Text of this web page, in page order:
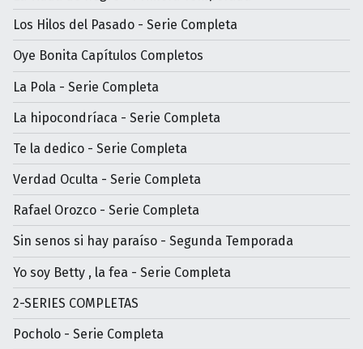
Los Hilos del Pasado - Serie Completa
Oye Bonita Capítulos Completos
La Pola - Serie Completa
La hipocondríaca - Serie Completa
Te la dedico - Serie Completa
Verdad Oculta - Serie Completa
Rafael Orozco - Serie Completa
Sin senos si hay paraíso - Segunda Temporada
Yo soy Betty , la fea - Serie Completa
2-SERIES COMPLETAS
Pocholo - Serie Completa